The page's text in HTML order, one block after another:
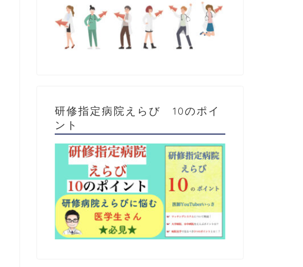
研修指定病院えらび 10のポイ
ント